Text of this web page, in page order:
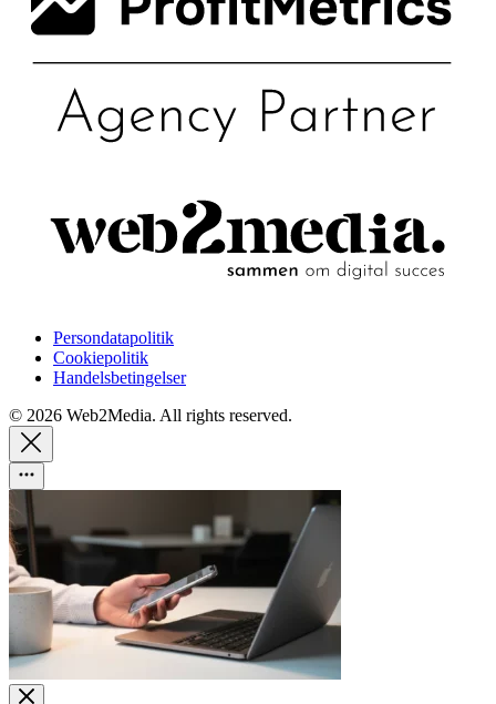
Persondatapolitik
Cookiepolitik
Handelsbetingelser
© 2026 Web2Media. All rights reserved.